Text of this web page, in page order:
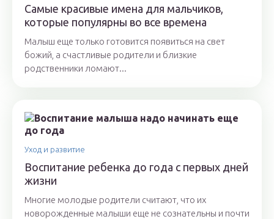
Самые красивые имена для мальчиков,
которые популярны во все времена
Малыш еще только готовится появиться на свет
божий, а счастливые родители и близкие
родственники ломают...
Уход и развитие
Воспитание ребенка до года с первых дней
жизни
Многие молодые родители считают, что их
новорожденные малыши еще не сознательны и почти